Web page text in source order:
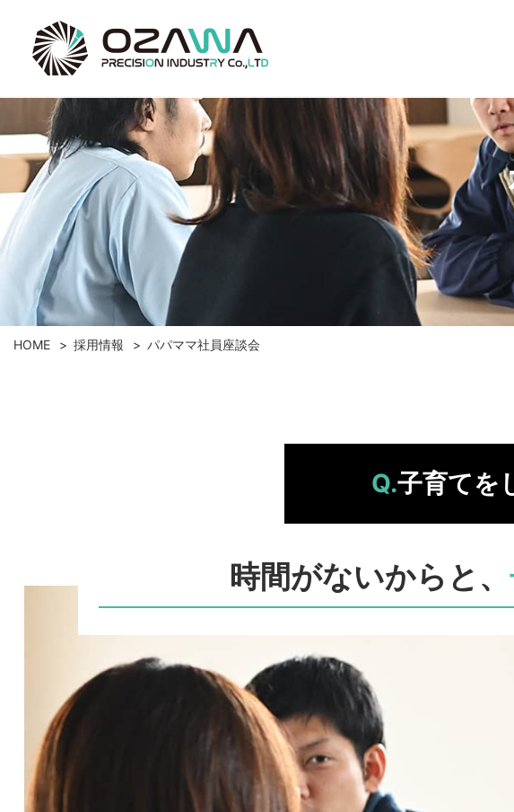
HOME 採用情報 パパママ社員座談会
Q.子育てを
時間がないからと、